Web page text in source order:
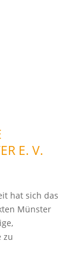
E. V.
hat sich das
Münster
zu